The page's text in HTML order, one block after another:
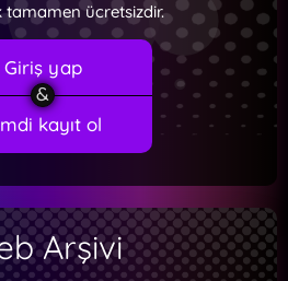
ücretsizdir.
Giriş yap
kayıt ol
Arşivi